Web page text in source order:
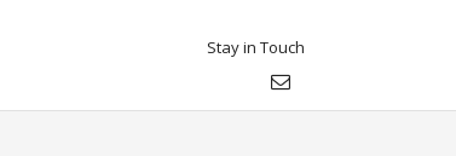
Stay in Touch